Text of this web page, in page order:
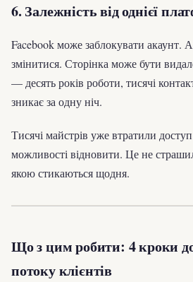
6. Залежність від однієї
Facebook може заблокувати акаунт.
змінитися. Сторінка може бути
— десять років роботи, тисячі
зникає за одну ніч.
Тисячі майстрів уже втратили
можливості відновити. Це не
якою стикаються щодня.
Що з цим робити: 4 кроки до
потоку клієнтів